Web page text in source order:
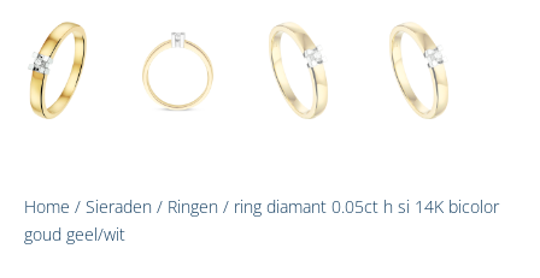
Home / Sieraden / Ringen / ring diamant 0.05ct h si 14K bicolor
goud geel/wit